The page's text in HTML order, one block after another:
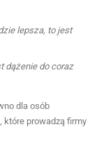
lepsza, to jest
dążenie do coraz
dla osób
które prowadzą firmy